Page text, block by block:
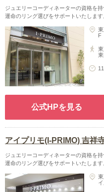
ジュエリーコーディネーターの資格を
運命のリング選びをサポートいたします
F
公式HPを見る
アイプリモ(I-PRIMO) 吉祥
ジュエリーコーディネーターの資格を
運命のリング選びをサポートいたします